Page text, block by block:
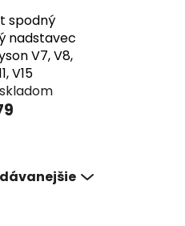
spodný
nadstavec
V7, V8,
V15